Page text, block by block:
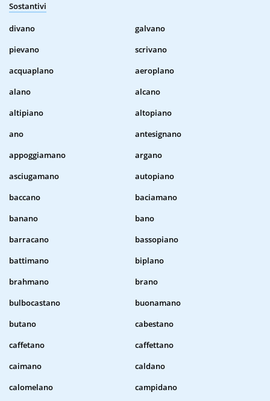
Sostantivi
divano
galvano
pievano
scrivano
acquaplano
aeroplano
alano
alcano
altipiano
altopiano
ano
antesignano
appoggiamano
argano
asciugamano
autopiano
baccano
baciamano
banano
bano
barracano
bassopiano
battimano
biplano
brahmano
brano
bulbocastano
buonamano
butano
cabestano
caffetano
caffettano
caimano
caldano
calomelano
campidano